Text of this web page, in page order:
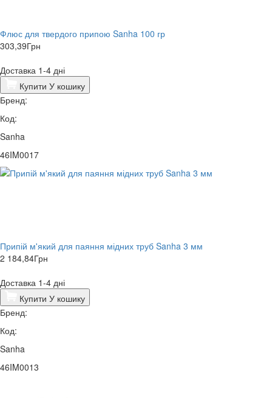
Флюс для твердого припою Sanha 100 гр
303,39Грн
Доставка 1-4 дні
Купити У кошику
Бренд:
Код:
Sanha
46IM0017
Припій м'який для паяння мідних труб Sanha 3 мм
2 184,84Грн
Доставка 1-4 дні
Купити У кошику
Бренд:
Код:
Sanha
46IM0013